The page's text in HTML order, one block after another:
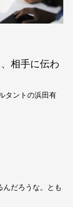
相手に伝わ
タントの浜田有
だろうな。とも